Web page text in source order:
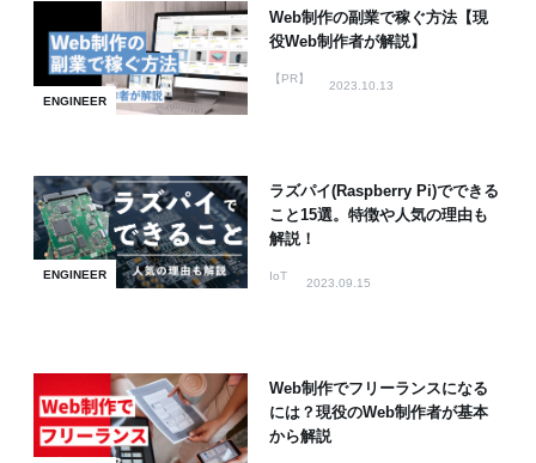
ENGINEER
Web制作の副業で稼ぐ方法【現
役Web制作者が解説】
【PR】
2023.10.13
ENGINEER
ラズパイ(Raspberry Pi)でできる
こと15選。特徴や人気の理由も
解説！
IoT
2023.09.15
Web制作でフリーランスになる
には？現役のWeb制作者が基本
から解説